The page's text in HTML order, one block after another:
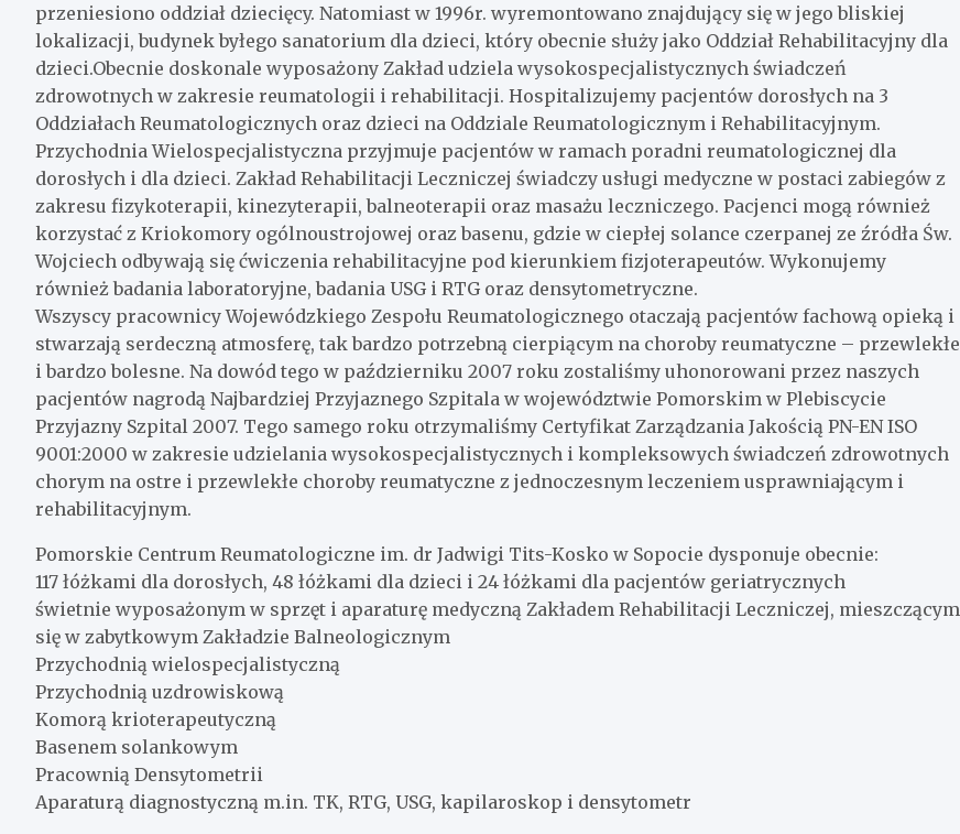
przeniesiono oddział dziecięcy. Natomiast w 1996r. wyremontowano znajdujący się w jego bliskiej
lokalizacji, budynek byłego sanatorium dla dzieci, który obecnie służy jako Oddział Rehabilitacyjny dla
dzieci.Obecnie doskonale wyposażony Zakład udziela wysokospecjalistycznych świadczeń
zdrowotnych w zakresie reumatologii i rehabilitacji. Hospitalizujemy pacjentów dorosłych na 3
Oddziałach Reumatologicznych oraz dzieci na Oddziale Reumatologicznym i Rehabilitacyjnym.
Przychodnia Wielospecjalistyczna przyjmuje pacjentów w ramach poradni reumatologicznej dla
dorosłych i dla dzieci. Zakład Rehabilitacji Leczniczej świadczy usługi medyczne w postaci zabiegów z
zakresu fizykoterapii, kinezyterapii, balneoterapii oraz masażu leczniczego. Pacjenci mogą również
korzystać z Kriokomory ogólnoustrojowej oraz basenu, gdzie w ciepłej solance czerpanej ze źródła Św.
Wojciech odbywają się ćwiczenia rehabilitacyjne pod kierunkiem fizjoterapeutów. Wykonujemy
również badania laboratoryjne, badania USG i RTG oraz densytometryczne.
Wszyscy pracownicy Wojewódzkiego Zespołu Reumatologicznego otaczają pacjentów fachową opieką i
stwarzają serdeczną atmosferę, tak bardzo potrzebną cierpiącym na choroby reumatyczne – przewlekłe
i bardzo bolesne. Na dowód tego w październiku 2007 roku zostaliśmy uhonorowani przez naszych
pacjentów nagrodą Najbardziej Przyjaznego Szpitala w województwie Pomorskim w Plebiscycie
Przyjazny Szpital 2007. Tego samego roku otrzymaliśmy Certyfikat Zarządzania Jakością PN-EN ISO
9001:2000 w zakresie udzielania wysokospecjalistycznych i kompleksowych świadczeń zdrowotnych
chorym na ostre i przewlekłe choroby reumatyczne z jednoczesnym leczeniem usprawniającym i
rehabilitacyjnym.
Pomorskie Centrum Reumatologiczne im. dr Jadwigi Tits-Kosko w Sopocie dysponuje obecnie:
117 łóżkami dla dorosłych, 48 łóżkami dla dzieci i 24 łóżkami dla pacjentów geriatrycznych
świetnie wyposażonym w sprzęt i aparaturę medyczną Zakładem Rehabilitacji Leczniczej, mieszczącym
się w zabytkowym Zakładzie Balneologicznym
Przychodnią wielospecjalistyczną
Przychodnią uzdrowiskową
Komorą krioterapeutyczną
Basenem solankowym
Pracownią Densytometrii
Aparaturą diagnostyczną m.in. TK, RTG, USG, kapilaroskop i densytometr